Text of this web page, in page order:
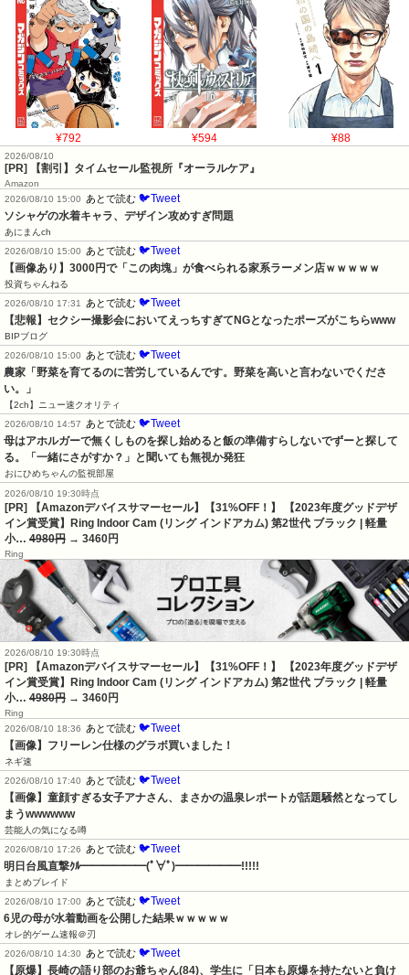
¥792 ¥594 ¥88
2026/08/10
[PR] 【割引】タイムセール監視所『オーラルケア』
Amazon
2026/08/10 15:00
あとで読む 🐦Tweet
ソシャゲの水着キャラ、デザイン攻めすぎ問題
あにまんch
2026/08/10 15:00
あとで読む 🐦Tweet
【画像あり】3000円で「この肉塊」が食べられる家系ラーメン店ｗｗｗｗｗ
投資ちゃんねる
2026/08/10 17:31
あとで読む 🐦Tweet
【悲報】セクシー撮影会においてえっちすぎてNGとなったポーズがこちらwww
BIPブログ
2026/08/10 15:00
あとで読む 🐦Tweet
農家「野菜を育てるのに苦労しているんです。野菜を高いと言わないでくださ
い。」
【2ch】ニュー速クオリティ
2026/08/10 14:57
あとで読む 🐦Tweet
母はアホルガーで無くしものを探し始めると飯の準備すらしないでずーと探して
る。「一緒にさがすか？」と聞いても無視か発狂
おにひめちゃんの監視部屋
2026/08/10 19:30時点
[PR] 【Amazonデバイスサマーセール】【31%OFF！】 【2023年度グッドデザ
イン賞受賞】Ring Indoor Cam (リング インドアカム) 第2世代 ブラック | 軽量
小… 4980円 → 3460円
Ring
2026/08/10 19:30時点
[PR] 【Amazonデバイスサマーセール】【31%OFF！】 【2023年度グッドデザ
イン賞受賞】Ring Indoor Cam (リング インドアカム) 第2世代 ブラック | 軽量
小… 4980円 → 3460円
Ring
2026/08/10 18:36
あとで読む 🐦Tweet
【画像】フリーレン仕様のグラボ買いました！
ネギ速
2026/08/10 17:40
あとで読む 🐦Tweet
【画像】童顔すぎる女子アナさん、まさかの温泉レポートが話題騒然となってし
まうwwwwww
芸能人の気になる噂
2026/08/10 17:26
あとで読む 🐦Tweet
明日台風直撃ｸﾙ━━━━━━(ﾟ∀ﾟ)━━━━━━!!!!!
まとめブレイド
2026/08/10 17:00
あとで読む 🐦Tweet
6児の母が水着動画を公開した結果ｗｗｗｗｗ
オレ的ゲーム速報＠刃
2026/08/10 14:30
あとで読む 🐦Tweet
【原爆】長崎の語り部のお爺ちゃん(84)、学生に「日本も原爆を持たないと負け